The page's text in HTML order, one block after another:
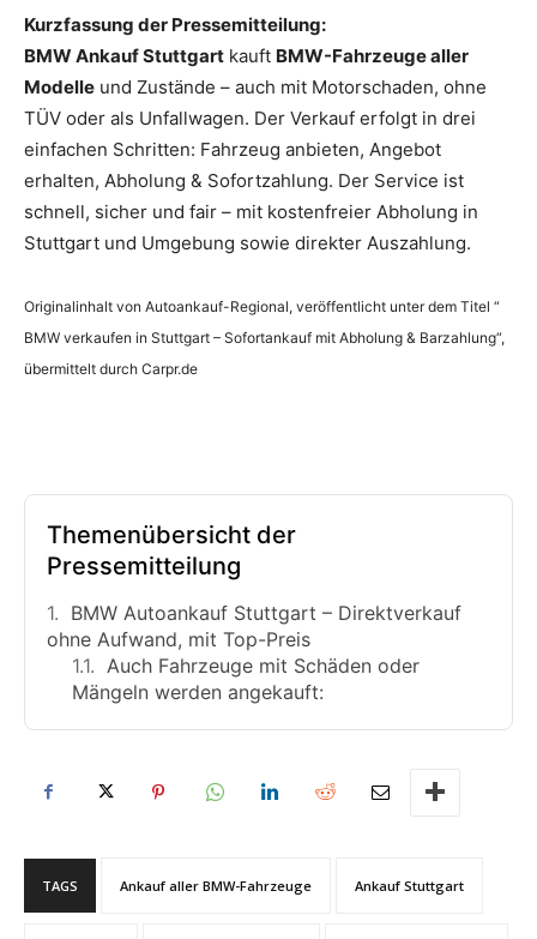
Kurzfassung der Pressemitteilung:
BMW Ankauf Stuttgart kauft BMW-Fahrzeuge aller
Modelle und Zustände – auch mit Motorschaden, ohne
TÜV oder als Unfallwagen. Der Verkauf erfolgt in drei
einfachen Schritten: Fahrzeug anbieten, Angebot
erhalten, Abholung & Sofortzahlung. Der Service ist
schnell, sicher und fair – mit kostenfreier Abholung in
Stuttgart und Umgebung sowie direkter Auszahlung.
Originalinhalt von Autoankauf-Regional, veröffentlicht unter dem Titel “
BMW verkaufen in Stuttgart – Sofortankauf mit Abholung & Barzahlung“,
übermittelt durch Carpr.de
Themenübersicht der
Pressemitteilung
BMW Autoankauf Stuttgart – Direktverkauf
ohne Aufwand, mit Top-Preis
Auch Fahrzeuge mit Schäden oder
Mängeln werden angekauft:
TAGS Ankauf aller BMW-Fahrzeuge Ankauf Stuttgart